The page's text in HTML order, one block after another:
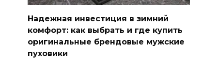
Надежная инвестиция в зимний
комфорт: как выбрать и где купить
оригинальные брендовые мужские
пуховики